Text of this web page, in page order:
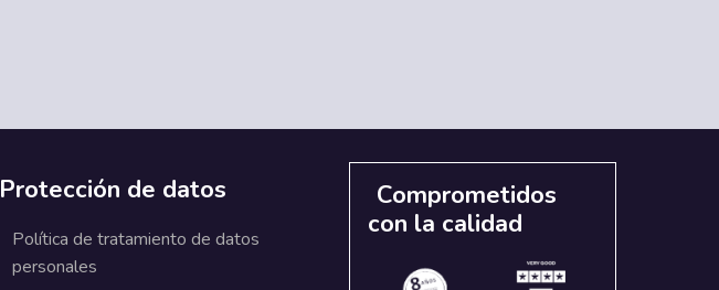
Protección de datos
Política de tratamiento de datos
personales
Comprometidos
con la calidad